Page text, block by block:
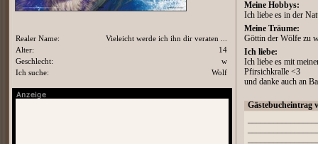
Meine Hobbys:
Ich liebe es in der
Meine Träume:
Göttin der Wölfe zu
Ich liebe:
Ich liebe es mit
Pfirsichkralle <3
und danke auch an
Gästebucheintrag
Realer Name:
Vieleicht werde ich ihn dir veraten ...
Alter:
14
Geschlecht:
w
Ich suche:
Wolf